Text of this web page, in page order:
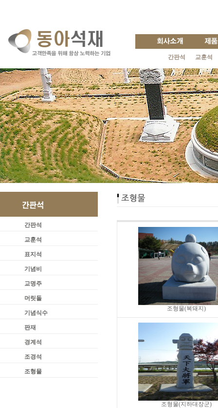
간판석 교훈석
간판석
교훈석
표지석
기념비
교명주
머릿돌
기념식수
판재
경계석
조경석
조형물
조형물(복돼지)
조형물(지하대장군)